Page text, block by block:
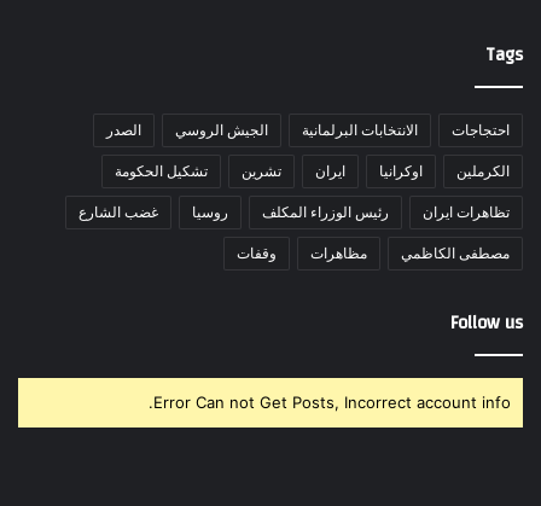
Tags
احتجاجات الانتخابات البرلمانية الجيش الروسي الصدر
الكرملين اوكرانيا ايران تشرين تشكيل الحكومة
تظاهرات ايران رئيس الوزراء المكلف روسيا غضب الشارع
مصطفى الكاظمي مظاهرات وقفات
Follow us
Error Can not Get Posts, Incorrect account info.